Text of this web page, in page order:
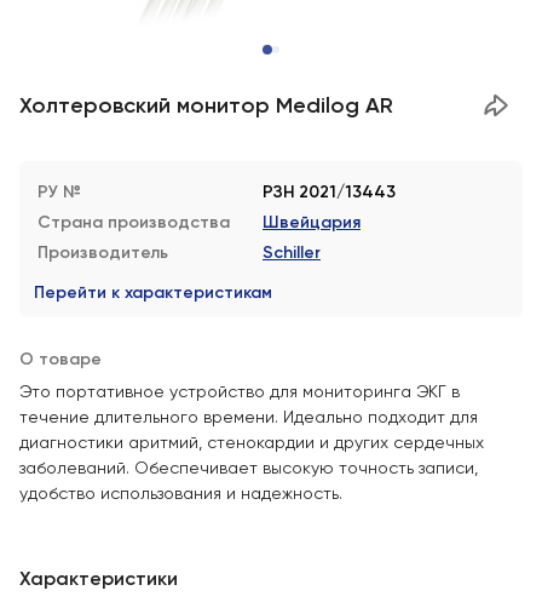
Холтеровский монитор Medilog AR
РУ №
РЗН 2021/13443
Страна производства
Швейцария
Производитель
Schiller
Перейти к характеристикам
О товаре
Это портативное устройство для мониторинга ЭКГ в
течение длительного времени. Идеально подходит для
диагностики аритмий, стенокардии и других сердечных
заболеваний. Обеспечивает высокую точность записи,
удобство использования и надежность.
Характеристики